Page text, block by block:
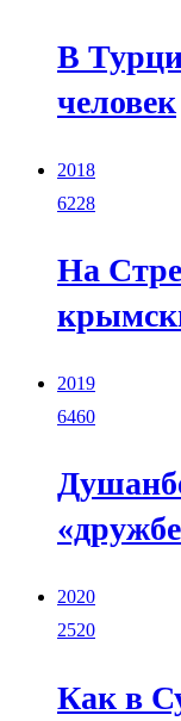
В
человек
2018
6228
На
2019
6460
2020
2520
Как в